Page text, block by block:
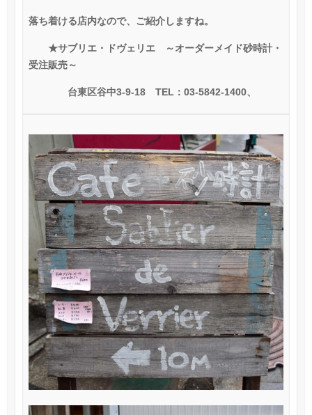
落ち着ける店内なので、ご紹介しますね。
★サブリエ・ドヴェリエ ～オーダーメイド砂時計・
受注販売～
台東区谷中3-9-18 TEL ： 03-5842-1400、